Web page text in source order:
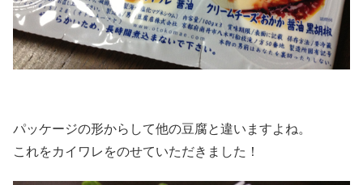
パッケージの形からして他の豆腐と違いますよね。
これをカイワレをのせていただきました！